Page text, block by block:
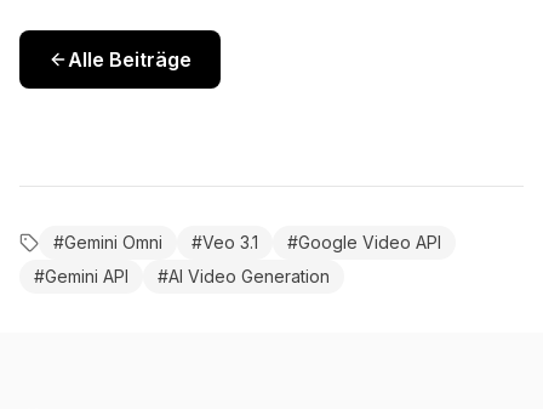
Alle Beiträge
#Gemini Omni #Veo 3.1 #Google Video API
#Gemini API #AI Video Generation